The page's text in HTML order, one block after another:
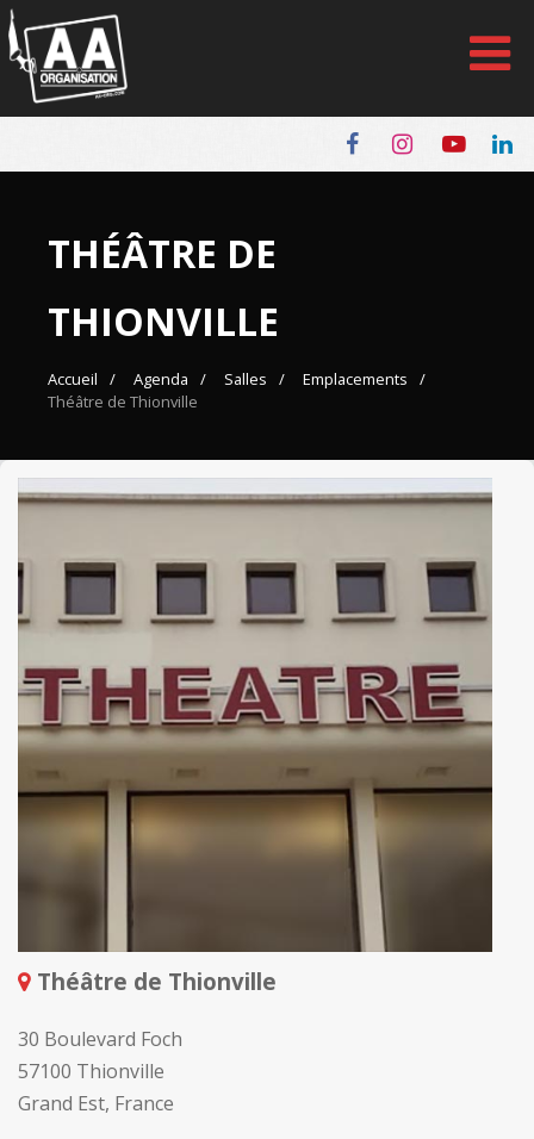
Panneau de gestion des cookies
THÉÂTRE DE
THIONVILLE
Accueil Agenda Salles
Emplacements
Théâtre de Thionville
Théâtre de Thionville
30 Boulevard Foch
57100 Thionville
Grand Est, France